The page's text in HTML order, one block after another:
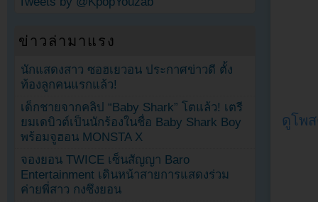
ดูโพ
ข่าวล่ามาแรง
นักแสดงสาว ซอฮเยวอน ประกาศข่าวดี ตั้ง
ท้องลูกคนแรกแล้ว!
เด็กชายจากคลิป “Baby Shark” โตแล้ว! เตรี
ยมเดบิวต์เป็นนักร้องในชื่อ Baby Shark Boy
พร้อมจูฮอน MONSTA X
จองยอน TWICE เซ็นสัญญา Baro
Entertainment เดินหน้าสายการแสดงร่วม
ค่ายพี่สาว กงซึงยอน